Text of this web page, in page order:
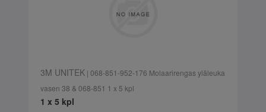
3M UNITEK| 068-851-952-176 Molaarirengas yläleuka
vasen 38 & 068-851 1 x 5 kpl
1 x 5 kpl